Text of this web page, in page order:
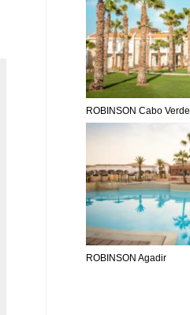
ROBINSON Cabo Verde
ROBINSON Agadir